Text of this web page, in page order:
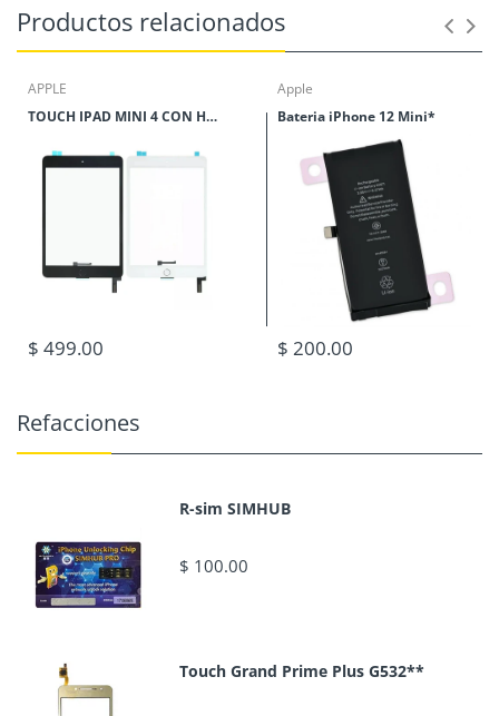
Productos relacionados
APPLE
TOUCH IPAD MINI 4 CON HOME
$ 499.00
Apple
Bateria iPhone 12 Mini*
$ 200.00
Refacciones
R-sim SIMHUB
$ 100.00
Touch Grand Prime Plus G532**